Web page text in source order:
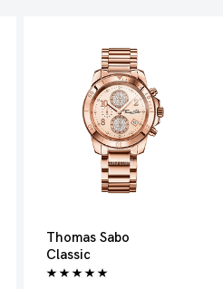
Thomas Sabo
Classic